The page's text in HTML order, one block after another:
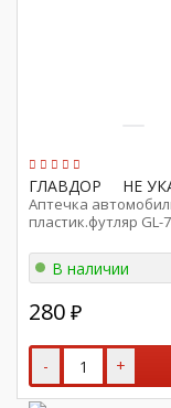
ГЛАВДОР НЕ
Аптечка
пластик.футляр GL-
В наличии
280 ₽
- +